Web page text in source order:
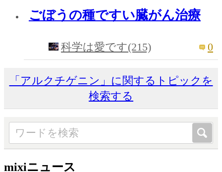
ごぼうの種ですい臓がん治療
科学は愛です(215) 0
「アルクチゲニン」に関するトピックを
検索する
mixiニュース